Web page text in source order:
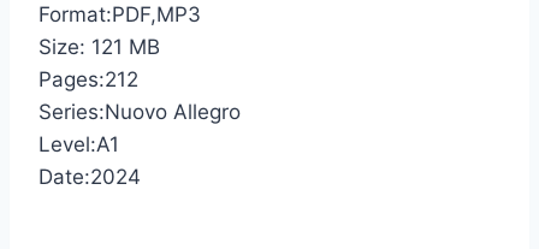
Format:PDF,MP3
Size: 121 MB
Pages:212
Series:Nuovo Allegro
Level:A1
Date:2024